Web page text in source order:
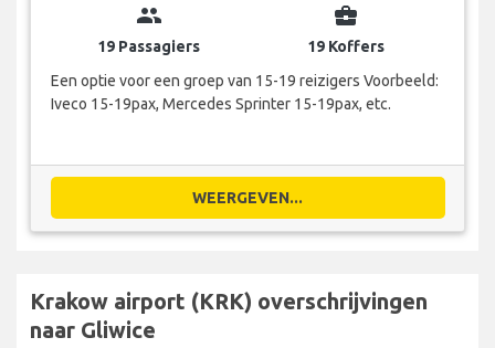
group
19 Passagiers
business_center
19 Koffers
Een optie voor een groep van 15-19 reizigers Voorbeeld:
Iveco 15-19pax, Mercedes Sprinter 15-19pax, etc.
WEERGEVEN...
Krakow airport (KRK) overschrijvingen
naar Gliwice